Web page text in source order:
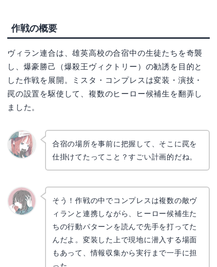
作戦の概要
ヴィラン連合は、雄英高校の合宿中の生徒たちを奇襲
し、爆豪勝己（爆殺王ヴィクトリー）の勧誘を目的と
した作戦を展開。ミスタ・コンプレスは変装・演技・
罠の設置を駆使して、複数のヒーロー候補生を翻弄し
ました。
合宿の場所を事前に把握して、そこに罠を
仕掛けてたってこと？すごい計画的だね。
そう！作戦の中でコンプレスは複数の敵ヴ
ィランと連携しながら、ヒーロー候補生た
ちの行動パターンを読んで先手を打ってた
んだよ。変装した上で現地に潜入する場面
もあって、情報収集から実行まで一手に担